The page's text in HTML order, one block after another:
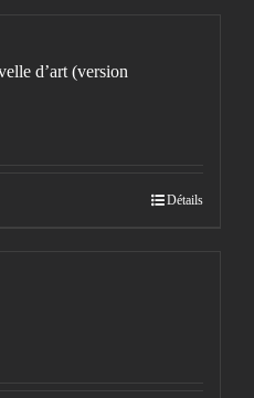
d’art (version
Détails